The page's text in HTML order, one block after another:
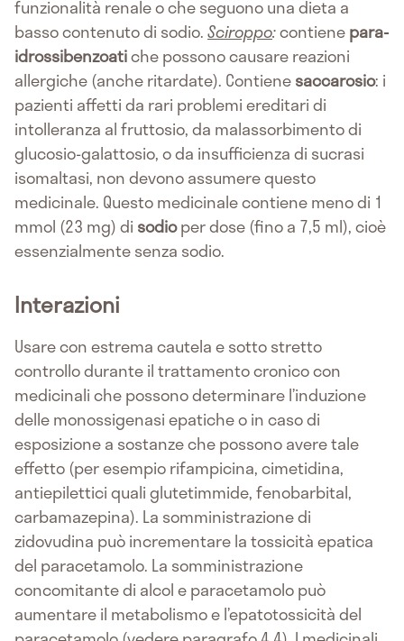
funzionalità renale o che seguono una dieta a
basso contenuto di sodio.Sciroppo:contienepara-
idrossibenzoatiche possono causare reazioni
allergiche (anche ritardate). Contienesaccarosio: i
pazienti affetti da rari problemi ereditari di
intolleranza al fruttosio, da malassorbimento di
glucosio-galattosio, o da insufficienza di sucrasi
isomaltasi, non devono assumere questo
medicinale. Questo medicinale contiene meno di 1
mmol (23 mg) di sodioper dose (fino a 7,5 ml), cioè
essenzialmente senza sodio.
Interazioni
Usare con estrema cautela e sotto stretto
controllo durante il trattamento cronico con
medicinali che possono determinare l’induzione
delle monossigenasi epatiche o in caso di
esposizione a sostanze che possono avere tale
effetto (per esempio rifampicina, cimetidina,
antiepilettici quali glutetimmide, fenobarbital,
carbamazepina). La somministrazione di
zidovudina può incrementare la tossicità epatica
del paracetamolo. La somministrazione
concomitante di alcol e paracetamolo può
aumentare il metabolismo e l’epatotossicità del